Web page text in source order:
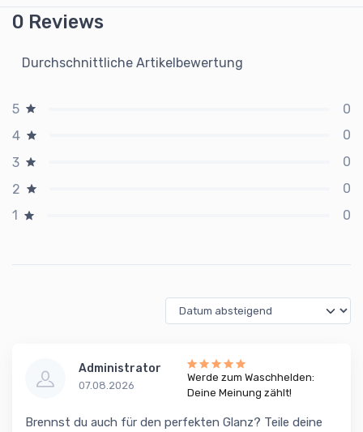
0 Reviews
Durchschnittliche Artikelbewertung
5
0
4
0
3
0
2
0
1
0
Administrator
07.08.2026
Werde zum Waschhelden:
Deine Meinung zählt!
Brennst du auch für den perfekten Glanz? Teile deine